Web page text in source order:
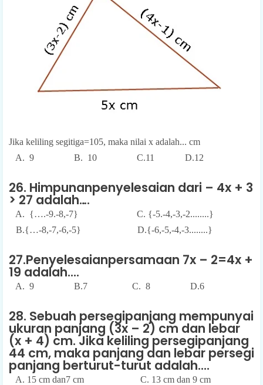
Jika keliling segitiga=105, maka nilai x adalah... cm
A. 9 B. 10 C.11 D.12
26. Himpunanpenyelesaian dari – 4x + 3
> 27 adalah….
A. {….-9.-8,-7} C. {-5.-4,-3,-2........}
B.{…-8,-7,-6,-5} D.{-6,-5,-4,-3........}
27.Penyelesaianpersamaan 7x – 2=4x +
19 adalah....
A. 9 B.7 C. 8 D.6
28. Sebuah persegipanjang mempunyai
ukuran panjang (3x – 2) cm dan lebar
(x + 4) cm. Jika keliling persegipanjang
44 cm, maka panjang dan lebar persegi
panjang berturut-turut adalah....
A. 15 cm dan7 cm C. 13 cm dan 9 cm